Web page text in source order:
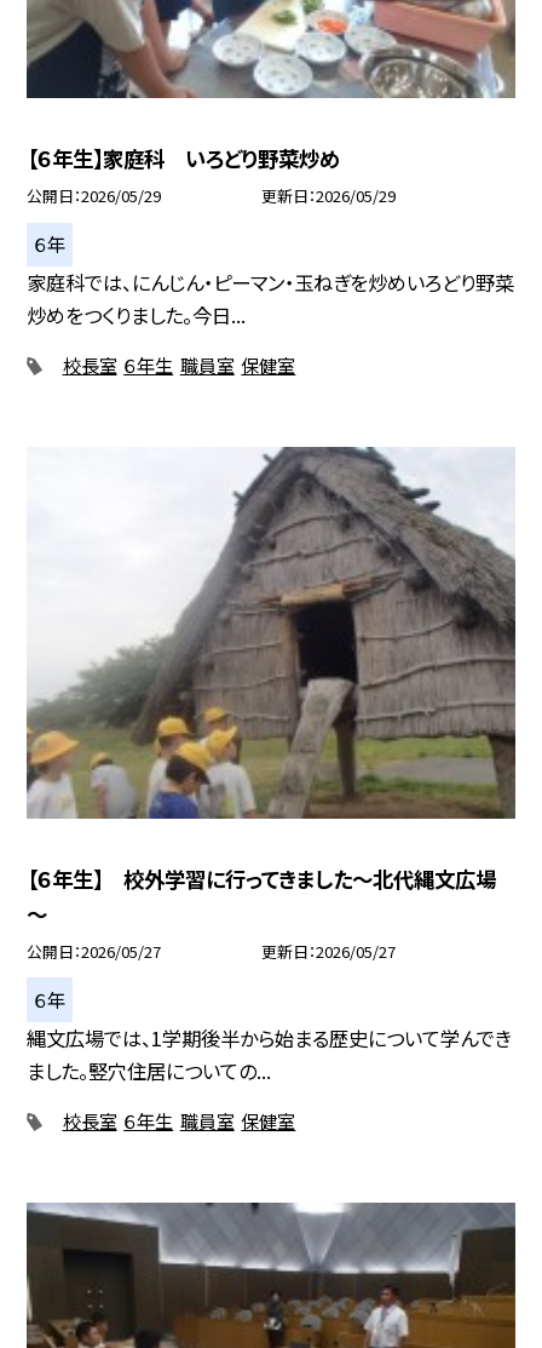
【６年生】家庭科 いろどり野菜炒め
公開日 2026/05/29 更新日 2026/05/29
６年
家庭科では、にんじん・ピーマン・玉ねぎを炒めいろどり野菜
炒めをつくりました。今日...
校長室 ６年生 職員室 保健室
【６年生】 校外学習に行ってきました～北代縄文広場
～
公開日 2026/05/27 更新日 2026/05/27
６年
縄文広場では、1学期後半から始まる歴史について学んでき
ました。竪穴住居についての...
校長室 ６年生 職員室 保健室